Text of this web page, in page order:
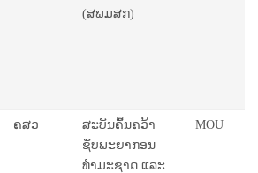
(ສພມສກ)
ຄສວ
ສະບັນຄົ້ນຄວ້າ
ຊັບພະຍາກອນ
ທຳມະຊາດ ແລະ
MOU